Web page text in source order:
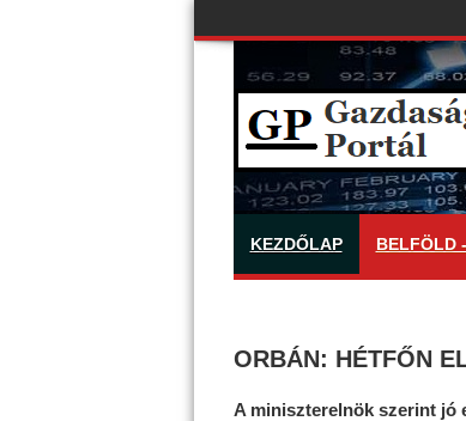
KEZDŐLAP BELFÖLD
ORBÁN: HÉTFŐN
A miniszterelnök szerint jó